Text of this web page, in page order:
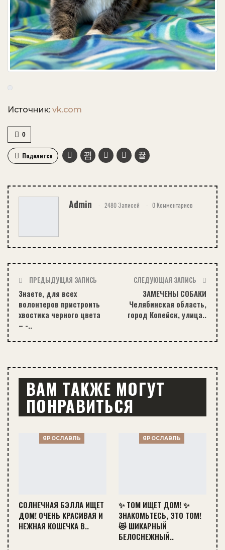
Источник: vk.com
0
Поделится
Admin 2480 Записей 0 Комментариев
ПРЕДЫДУЩАЯ ЗАПИСЬ
Знаете, для всех
волонтеров пристроить
хвостика черного цвета
– -..
СЛЕДУЮЩАЯ ЗАПИСЬ
ЗАМЕЧЕНЫ СОБАКИ
Челябинская область,
город Копейск, улица..
ВАМ ТАКЖЕ МОГУТ
ПОНРАВИТЬСЯ
ЯРОСЛАВЛЬ
СОЛНЕЧНАЯ БЭЛЛА ИЩЕТ
ДОМ! ОЧЕНЬ КРАСИВАЯ И
НЕЖНАЯ КОШЕЧКА В..
ЯРОСЛАВЛЬ
✨ ТОМ ИЩЕТ ДОМ! ✨
ЗНАКОМЬТЕСЬ, ЭТО ТОМ!
😻 ШИКАРНЫЙ
БЕЛОСНЕЖНЫЙ..